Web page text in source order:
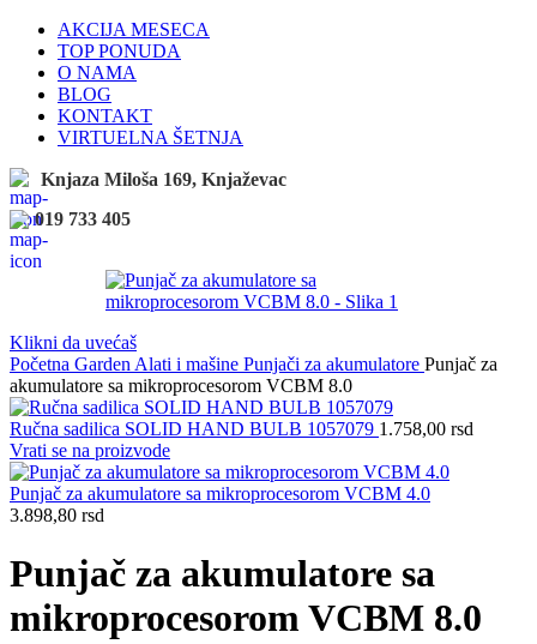
AKCIJA MESECA
TOP PONUDA
O NAMA
BLOG
KONTAKT
VIRTUELNA ŠETNJA
Knjaza Miloša 169, Knjaževac
019 733 405
Klikni da uvećaš
Početna Garden Alati i mašine Punjači za akumulatore Punjač za
akumulatore sa mikroprocesorom VCBM 8.0
Ručna sadilica SOLID HAND BULB 1057079 1.758,00 rsd
Vrati se na proizvode
Punjač za akumulatore sa mikroprocesorom VCBM 4.0
3.898,80 rsd
Punjač za akumulatore sa
mikroprocesorom VCBM 8.0